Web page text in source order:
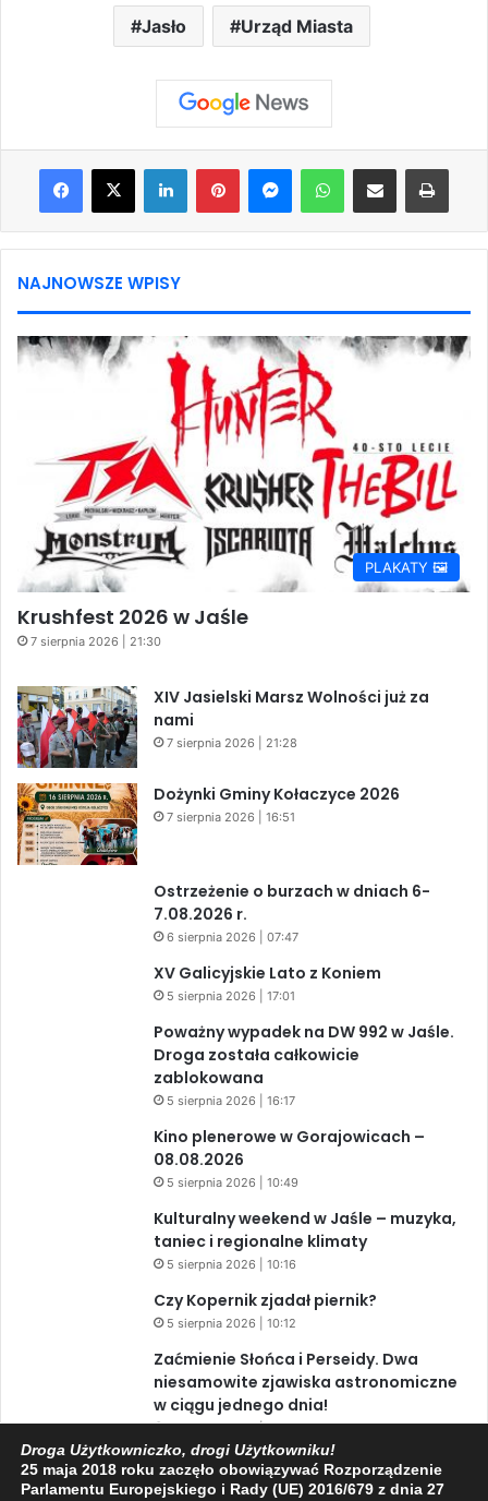
Jasło Urząd Miasta
Facebook
X LinkedInPinterestMessengerWhatsAppShare via Email Print
NAJNOWSZE WPISY
PLAKATY 🖼️
Krushfest 2026 w Jaśle
7 sierpnia 2026 | 21:30
XIV Jasielski Marsz Wolności już za
nami
7 sierpnia 2026 | 21:28
Dożynki Gminy Kołaczyce 2026
7 sierpnia 2026 | 16:51
Ostrzeżenie o burzach w dniach 6-
7.08.2026 r.
6 sierpnia 2026 | 07:47
XV Galicyjskie Lato z Koniem
5 sierpnia 2026 | 17:01
Poważny wypadek na DW 992 w Jaśle.
Droga została całkowicie
zablokowana
5 sierpnia 2026 | 16:17
Kino plenerowe w Gorajowicach –
08.08.2026
5 sierpnia 2026 | 10:49
Kulturalny weekend w Jaśle – muzyka,
taniec i regionalne klimaty
5 sierpnia 2026 | 10:16
Czy Kopernik zjadał piernik?
5 sierpnia 2026 | 10:12
Zaćmienie Słońca i Perseidy. Dwa
niesamowite zjawiska astronomiczne
w ciągu jednego dnia!
3 sierpnia 2026 | 15:39
Droga Użytkowniczko, drogi Użytkowniku!
25 maja 2018 roku zaczęło obowiązywać Rozporządzenie
Parlamentu Europejskiego i Rady (UE) 2016/679 z dnia 27